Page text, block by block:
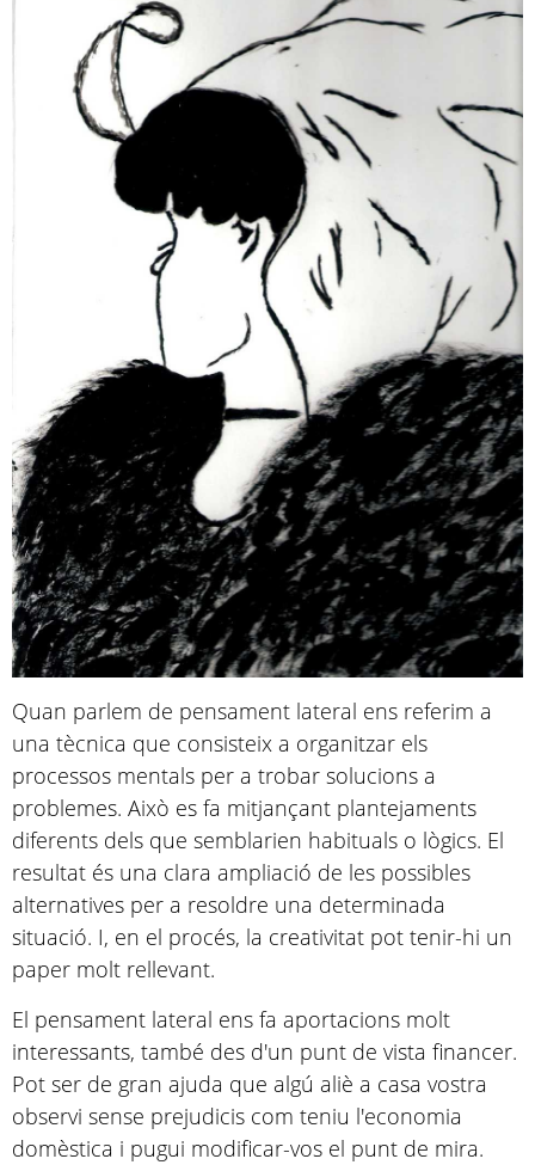
Quan parlem de pensament lateral ens referim a
una tècnica que consisteix a organitzar els
processos mentals per a trobar solucions a
problemes. Això es fa mitjançant plantejaments
diferents dels que semblarien habituals o lògics. El
resultat és una clara ampliació de les possibles
alternatives per a resoldre una determinada
situació. I, en el procés, la creativitat pot tenir-hi un
paper molt rellevant.
El pensament lateral ens fa aportacions molt
interessants, també des d'un punt de vista financer.
Pot ser de gran ajuda que algú aliè a casa vostra
observi sense prejudicis com teniu l'economia
domèstica i pugui modificar-vos el punt de mira.